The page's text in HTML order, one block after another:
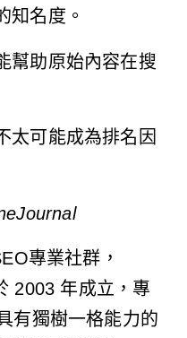
知名度。
幫助原始內容在搜
太可能成為排名因
專業社群，
2003 年成立，專
有獨樹一格能力的